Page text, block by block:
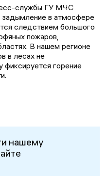
службы ГУ МЧС
задымление в атмосфере
следствием большого
пожаров,
В нашем регионе
в лесах не
горение
нашему